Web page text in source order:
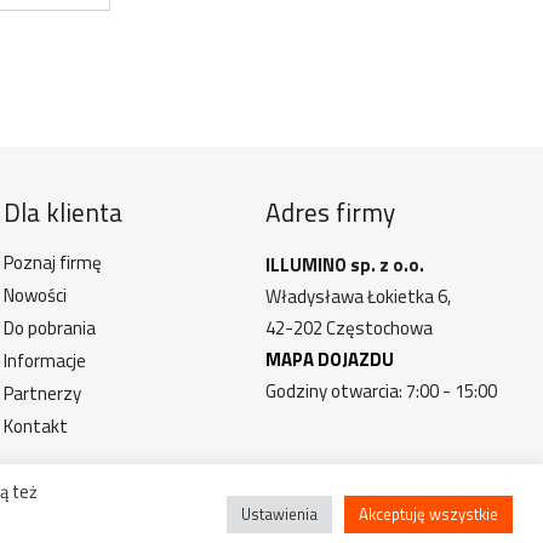
Dla klienta
Poznaj firmę
Nowości
Do pobrania
Informacje
Partnerzy
Kontakt
Adres firmy
ILLUMINO sp. z o.o.
Władysława Łokietka 6,
42-202 Częstochowa
MAPA DOJAZDU
Godziny otwarcia: 7:00 - 15:00
też
Ustawienia Akceptuję wszystkie